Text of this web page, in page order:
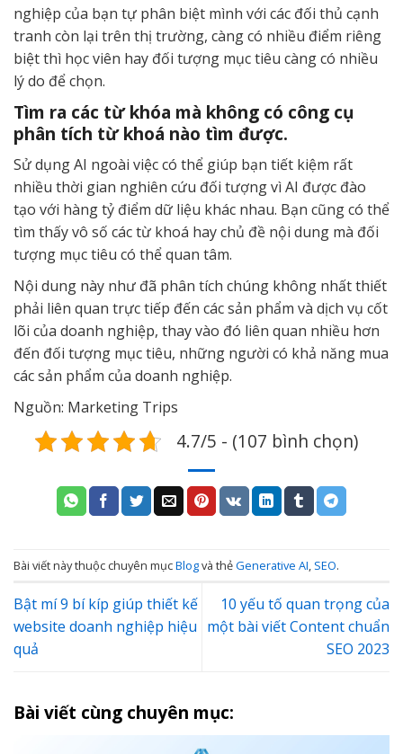
nghiệp của bạn tự phân biệt mình với các đối thủ cạnh
tranh còn lại trên thị trường, càng có nhiều điểm riêng
biệt thì học viên hay đối tượng mục tiêu càng có nhiều
lý do để chọn.
Tìm ra các từ khóa mà không có công cụ
phân tích từ khoá nào tìm được.
Sử dụng AI ngoài việc có thể giúp bạn tiết kiệm rất
nhiều thời gian nghiên cứu đối tượng vì AI được đào
tạo với hàng tỷ điểm dữ liệu khác nhau. Bạn cũng có thể
tìm thấy vô số các từ khoá hay chủ đề nội dung mà đối
tượng mục tiêu có thể quan tâm.
Nội dung này như đã phân tích chúng không nhất thiết
phải liên quan trực tiếp đến các sản phẩm và dịch vụ cốt
lõi của doanh nghiệp, thay vào đó liên quan nhiều hơn
đến đối tượng mục tiêu, những người có khả năng mua
các sản phẩm của doanh nghiệp.
Nguồn: Marketing Trips
4.7/5 - (107 bình chọn)
Bài viết này thuộc chuyên mụcBlogvà thẻGenerative AI SEO.
Bật mí 9 bí kíp giúp thiết kế
website doanh nghiệp hiệu
quả
10 yếu tố quan trọng của
một bài viết Content chuẩn
SEO 2023
Bài viết cùng chuyên mục: